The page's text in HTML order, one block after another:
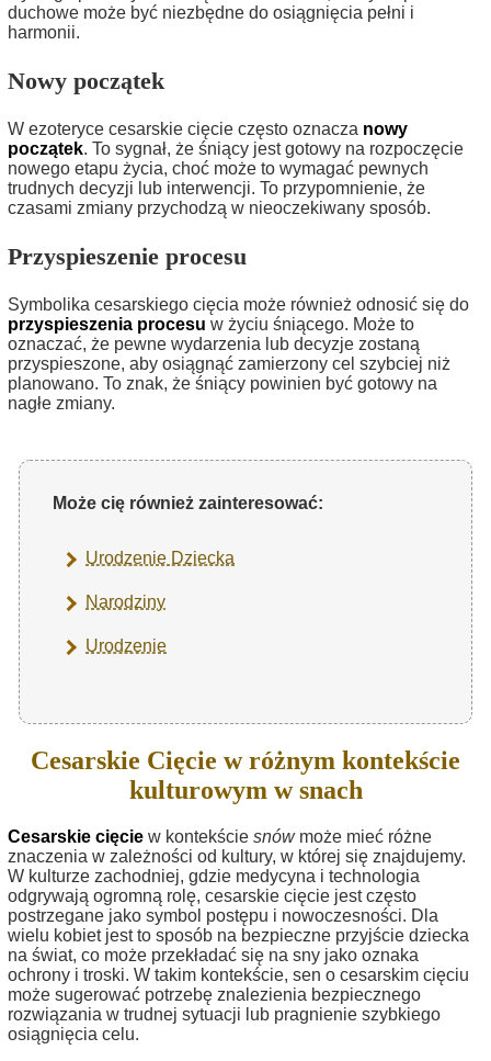
duchowe może być niezbędne do osiągnięcia pełni i
harmonii.
Nowy początek
W ezoteryce cesarskie cięcie często oznacza nowy
początek. To sygnał, że śniący jest gotowy na rozpoczęcie
nowego etapu życia, choć może to wymagać pewnych
trudnych decyzji lub interwencji. To przypomnienie, że
czasami zmiany przychodzą w nieoczekiwany sposób.
Przyspieszenie procesu
Symbolika cesarskiego cięcia może również odnosić się do
przyspieszenia procesu w życiu śniącego. Może to
oznaczać, że pewne wydarzenia lub decyzje zostaną
przyspieszone, aby osiągnąć zamierzony cel szybciej niż
planowano. To znak, że śniący powinien być gotowy na
nagłe zmiany.
Może cię również zainteresować:
Urodzenie Dziecka
Narodziny
Urodzenie
Cesarskie Cięcie w różnym kontekście
kulturowym w snach
Cesarskie cięcie w kontekście snówmoże mieć różne
znaczenia w zależności od kultury, w której się znajdujemy.
W kulturze zachodniej, gdzie medycyna i technologia
odgrywają ogromną rolę, cesarskie cięcie jest często
postrzegane jako symbol postępu i nowoczesności. Dla
wielu kobiet jest to sposób na bezpieczne przyjście dziecka
na świat, co może przekładać się na sny jako oznaka
ochrony i troski. W takim kontekście, sen o cesarskim cięciu
może sugerować potrzebę znalezienia bezpiecznego
rozwiązania w trudnej sytuacji lub pragnienie szybkiego
osiągnięcia celu.